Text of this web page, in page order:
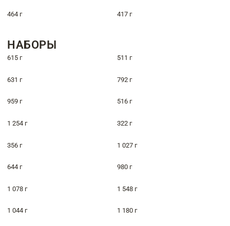
464 г 417 г
НАБОРЫ
615 г 511 г
631 г 792 г
959 г 516 г
1 254 г 322 г
356 г 1 027 г
644 г 980 г
1 078 г 1 548 г
1 044 г 1 180 г